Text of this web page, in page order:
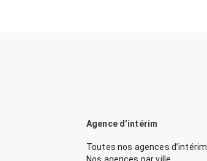
Agence d’intérim
Toutes nos agences d’intérim